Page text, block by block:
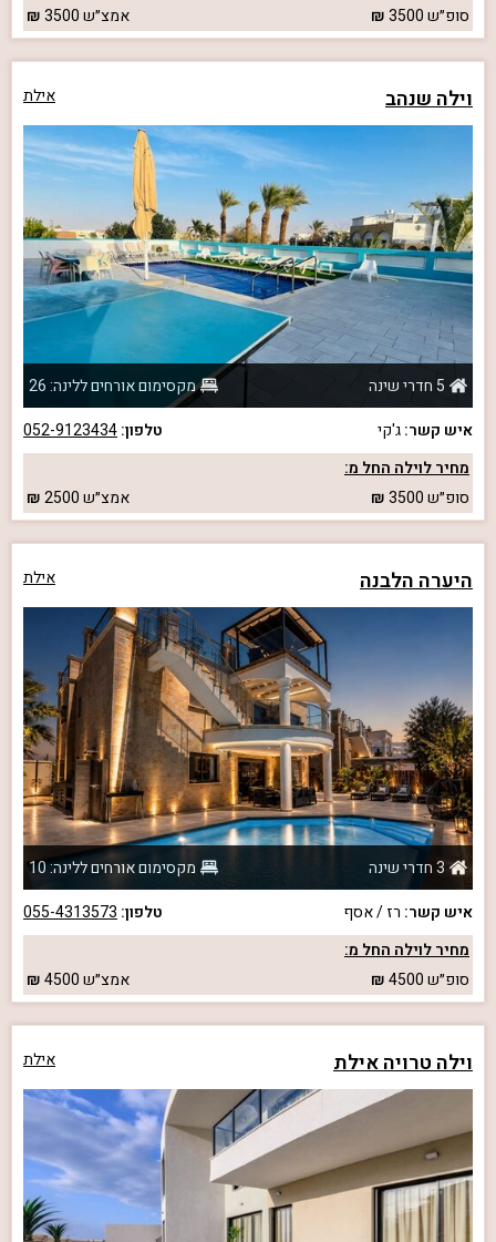
סופ״ש3500 אמצ״ש3500
וילה שנהב אילת
5 חדרי שינה
מקסימום אורחים ללינה: 26
איש קשר:ג'קי טלפון:052-9123434
מחיר לוילה החל מ:
סופ״ש3500 אמצ״ש2500
היערה הלבנה אילת
3 חדרי שינה
מקסימום אורחים ללינה: 10
איש קשר: רז / אסף טלפון: 055-4313573
מחיר לוילה החל מ:
סופ״ש4500 אמצ״ש4500
וילה טרויה אילת אילת